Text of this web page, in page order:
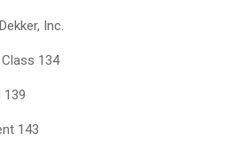
Inc.
134
139
143